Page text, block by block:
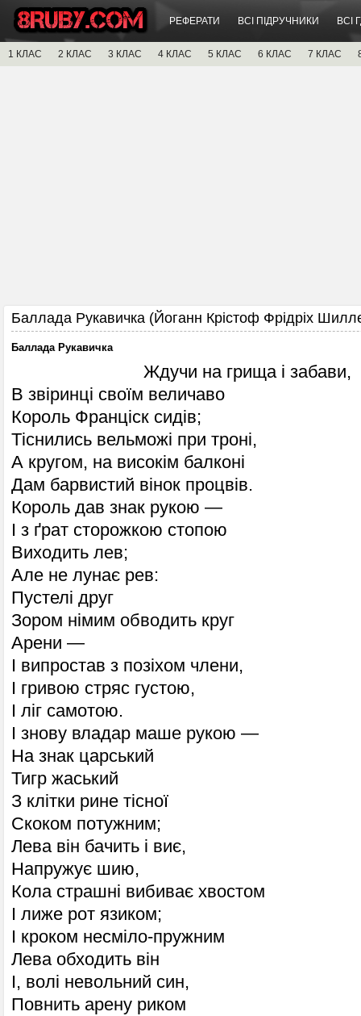
РЕФЕРАТИ ВСІ ПІДРУЧНИКИ ВСІ
1 КЛАС 2 КЛАС 3 КЛАС 4 КЛАС 5 КЛАС 6 КЛАС 7 КЛАС
Баллада Рукавичка (Йоганн Крістоф Фрідріх
Баллада Рукавичка
Ждучи на грища і забави,
В звіринці своїм величаво
Король Франціск сидів;
Тіснились вельможі при троні,
А кругом, на високім балконі
Дам барвистий вінок процвів.
Король дав знак рукою —
І з ґрат сторожкою стопою
Виходить лев;
Але не лунає рев:
Пустелі друг
Зором німим обводить круг
Арени —
І випростав з позіхом члени,
І гривою стряс густою,
І ліг самотою.
І знову владар маше рукою —
На знак царський
Тигр жаський
З клітки рине тісної
Скоком потужним;
Лева він бачить і виє,
Напружує шию,
Кола страшні вибиває хвостом
І лиже рот язиком;
І кроком несміло-пружним
Лева обходить він
І, волі невольний син,
Повнить арену риком